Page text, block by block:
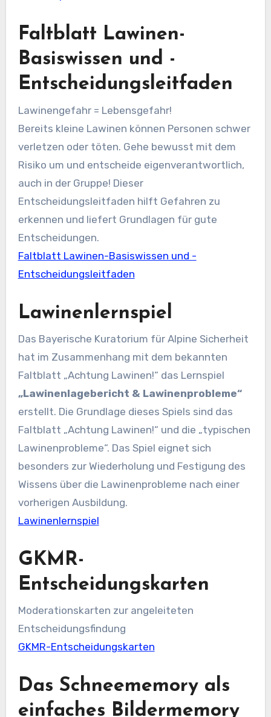
Faltblatt Lawinen-
Basiswissen und -
Entscheidungsleitfaden
Lawinengefahr = Lebensgefahr!
Bereits kleine Lawinen können Personen schwer
verletzen oder töten. Gehe bewusst mit dem
Risiko um und entscheide eigenverantwortlich,
auch in der Gruppe! Dieser
Entscheidungsleitfaden hilft Gefahren zu
erkennen und liefert Grundlagen für gute
Entscheidungen.
Faltblatt Lawinen-Basiswissen und -
Entscheidungsleitfaden
Lawinenlernspiel
Das Bayerische Kuratorium für Alpine Sicherheit
hat im Zusammenhang mit dem bekannten
Faltblatt „Achtung Lawinen!“ das Lernspiel
„Lawinenlagebericht & Lawinenprobleme“
erstellt. Die Grundlage dieses Spiels sind das
Faltblatt „Achtung Lawinen!“ und die „typischen
Lawinenprobleme“. Das Spiel eignet sich
besonders zur Wiederholung und Festigung des
Wissens über die Lawinenprobleme nach einer
vorherigen Ausbildung.
Lawinenlernspiel
GKMR-
Entscheidungskarten
Moderationskarten zur angeleiteten
Entscheidungsfindung
GKMR-Entscheidungskarten
Das Schneememory als
einfaches Bildermemory